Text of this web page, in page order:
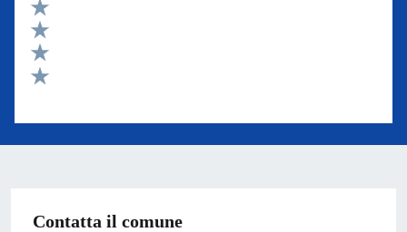
Valuta 5 stelle su 5
Valuta 4 stelle su 5
Valuta 3 stelle su 5
Valuta 2 stelle su 5
Contatta il comune